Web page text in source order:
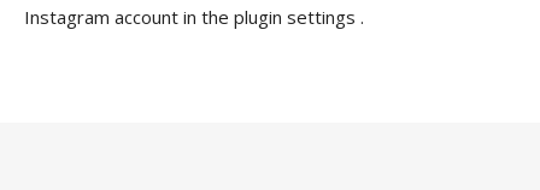
Instagram account in the plugin settings .